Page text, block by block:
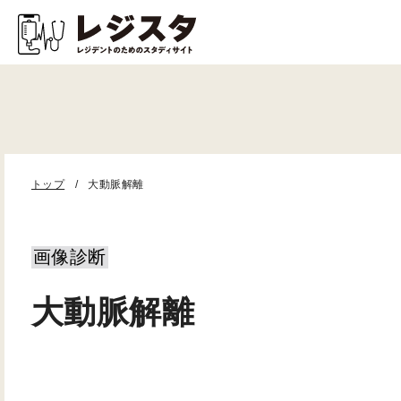
トップ 大動脈解離
画像診断
大動脈解離